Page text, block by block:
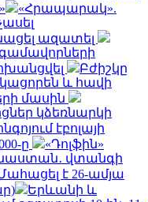
«Հրապարակ».
ազատել
Բժիշկը
և հավի
մասին
կձեռնարկի
էբոլայի
ը
«Դոլֆին»
վտանգի
է 26-ամյա
Երևանի և